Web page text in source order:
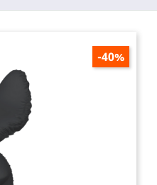
-40%